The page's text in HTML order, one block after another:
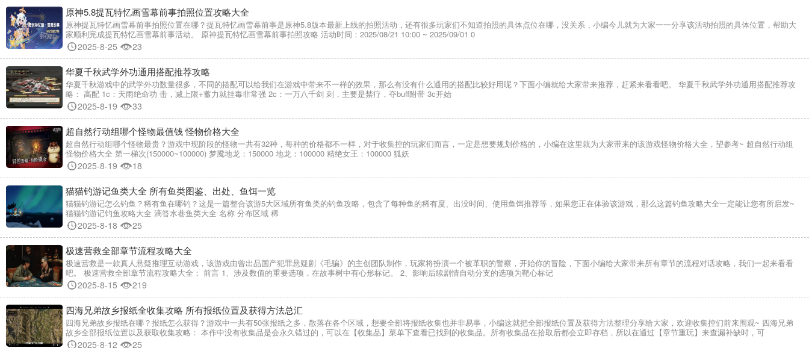
原神5.8提瓦特忆画雪幕前事拍照位置攻略大全
原神提瓦特忆画雪幕前事拍照位置在哪？提瓦特忆画雪幕前事是原神5.8版本最新上线的拍照活动，还有很多玩家们不知道拍照的具体点位在哪，没关系，小编今儿就为大家一一分享该活动拍照的具体位置，帮助大
家顺利完成提瓦特忆画雪幕前事活动。 原神提瓦特忆画雪幕前事拍照攻略 活动时间：2025/08/21 10:00 ~ 2025/09/01 0
2025-8-25 23
华夏千秋武学外功通用搭配推荐攻略
华夏千秋游戏中的武学外功数量很多，不同的搭配可以给我们在游戏中带来不一样的效果，那么有没有什么通用的搭配比较好用呢？下面小编就给大家带来推荐，赶紧来看看吧。 华夏千秋武学外功通用搭配推荐攻
略： 高配 1c：天雨绝命功 击，减上限+蓄力就挂毒非常强 2c：一万八千剑 刺，主要是禁疗，夺buff附带 3c开始
2025-8-19 33
超自然行动组哪个怪物最值钱 怪物价格大全
超自然行动组哪个怪物最贵？游戏中现阶段的怪物一共有32种，每种的价格都不一样，对于收集控的玩家们而言，一定是想要规划价格的，小编在这里就为大家带来的该游戏怪物价格大全，望参考~ 超自然行动组
怪物价格大全 第一梯次(150000~100000) 梦魇地龙：150000 地龙：100000 精绝女王：100000 狐妖
2025-8-19 18
猫猫钓游记鱼类大全 所有鱼类图鉴、出处、鱼饵一览
猫猫钓游记怎么钓鱼？稀有鱼在哪钓？这是一篇整合该游5大区域所有鱼类的钓鱼攻略，包含了每种鱼的稀有度、出没时间、使用鱼饵推荐等，如果您正在体验该游戏，那么这篇钓鱼攻略大全一定能让您有所启发~
猫猫钓游记钓鱼攻略大全 滴答水巷鱼类大全 名称 分布区域 稀
2025-8-18 25
极速营救全部章节流程攻略大全
极速营救是一款真人悬疑推理互动游戏，该游戏由曾出品国产犯罪悬疑剧《毛骗》的主创团队制作，玩家将扮演一个被革职的警察，开始你的冒险，下面小编给大家带来所有章节的流程对话攻略，我们一起来看看
吧。 极速营救全部章节流程攻略大全： 前言 1、涉及数值的重要选项，在故事树中有心形标记。 2、影响后续剧情自动分支的选项为靶心标记
2025-8-15 219
四海兄弟故乡报纸全收集攻略 所有报纸位置及获得方法总汇
四海兄弟故乡报纸在哪？报纸怎么获得？游戏中一共有50张报纸之多，散落在各个区域，想要全部将报纸收集也并非易事，小编这就把全部报纸位置及获得方法整理分享给大家，欢迎收集控们前来围观~ 四海兄弟
故乡全部报纸位置以及获取收集攻略： 本作中没有收集品是会永久错过的，可以在【收集品】菜单下查看已找到的收集品。所有收集品在拾取后都会立即存档，所以在通过【章节重玩】来查漏补缺时，可
2025-8-12 25